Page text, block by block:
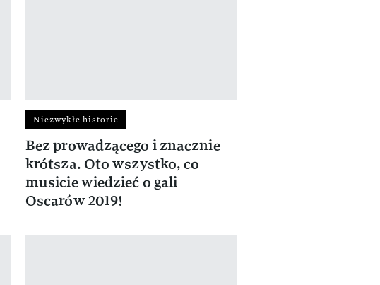
Niezwykłe historie
Bez prowadzącego i znacznie
krótsza. Oto wszystko, co
musicie wiedzieć o gali
Oscarów 2019!